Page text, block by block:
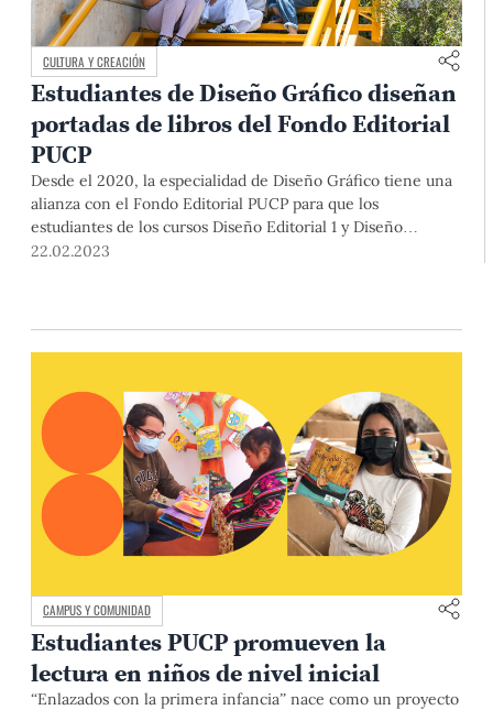
CULTURA Y CREACIÓN
Estudiantes de Diseño Gráfico diseñan
portadas de libros del Fondo Editorial
PUCP
Desde el 2020, la especialidad de Diseño Gráfico tiene una
alianza con el Fondo Editorial PUCP para que los
estudiantes de los cursos Diseño Editorial 1 y Diseño
Editorial 2 trabajen portadas de diversos libros publicados
22.02.2023
CAMPUS Y COMUNIDAD
Estudiantes PUCP promueven la
lectura en niños de nivel inicial
“Enlazados con la primera infancia” nace como un proyecto